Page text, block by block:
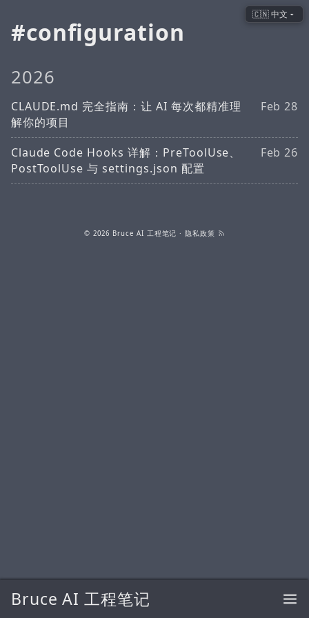
Bruce AI 工程笔记
🇨🇳 中文
configuration
2026
CLAUDE.md 完全指南：让 AI 每次都精准理
解你的项目
Feb 28
Claude Code Hooks 详解：PreToolUse、
PostToolUse 与 settings.json 配置
Feb 26
© 2026 Bruce AI 工程笔记 ·隐私政策